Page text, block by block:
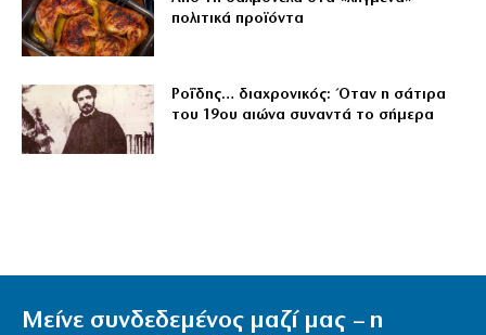
πολιτικά προϊόντα
Ροΐδης… διαχρονικός: Όταν η σάτιρα
του 19ου αιώνα συναντά το σήμερα
Μείνε συνδεδεμένος μαζί μας – η